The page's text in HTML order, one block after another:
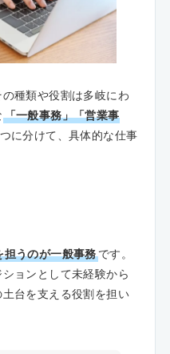
種類や役割は多岐にわ
「一般事務」「営業事
に分けて、具体的な仕事
担うのが一般事務です。
ョンとして未経験から
台を支える役割を担い